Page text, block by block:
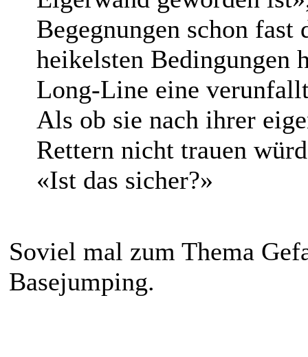
Begegnungen schon
heikelsten Bedingungen
Long-Line eine
Als ob sie nach ihrer
Rettern nicht trauen
«Ist das sicher?»
Soviel mal zum Thema
Basejumping.